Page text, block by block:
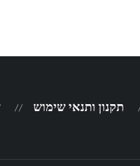
תקנון ותנאי שימוש